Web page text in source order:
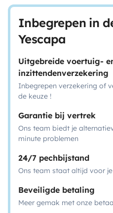
Inbegrepen in
Yescapa
Uitgebreide voertuig-
inzittendenverzekering
Inbegrepen verzekering of
de keuze !
Garantie bij vertrek
Ons team biedt je
minute problemen
24/7 pechbijstand
Ons team staat altijd voor
Beveiligde betaling
Meer gemak met onze